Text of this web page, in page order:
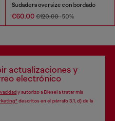
Sudadera oversize con bordado
€60.00 €120.00-50%
actualizaciones y
electrónico
y autorizo a Diesel a tratar mis
descritos en el párrafo 3.1, d) de la